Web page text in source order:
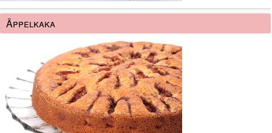
Äppelkaka